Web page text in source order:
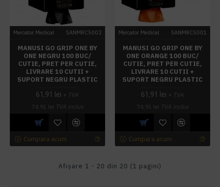
Mercator Medical SANMRC5002
MANUSI GO GRIP ONE BY
ONE NEGRU 100 BUC/
CUTIE, PRET PER CUTIE,
LIVRARE 10 CUTII +
SUPORT NEGRU PLASTIC
61,91 lei + TVA
74,91 lei TVA inclus
Cumpara acum
Mercator Medical SANMRC5001
MANUSI GO GRIP ONE BY
ONE ORANGE 100 BUC/
CUTIE, PRET PER CUTIE,
LIVRARE 10 CUTII +
SUPORT NEGRU PLASTIC
61,91 lei + TVA
74,91 lei TVA inclus
Cumpara acum
Afişare 1 - 20 din 20 (1 pagini)